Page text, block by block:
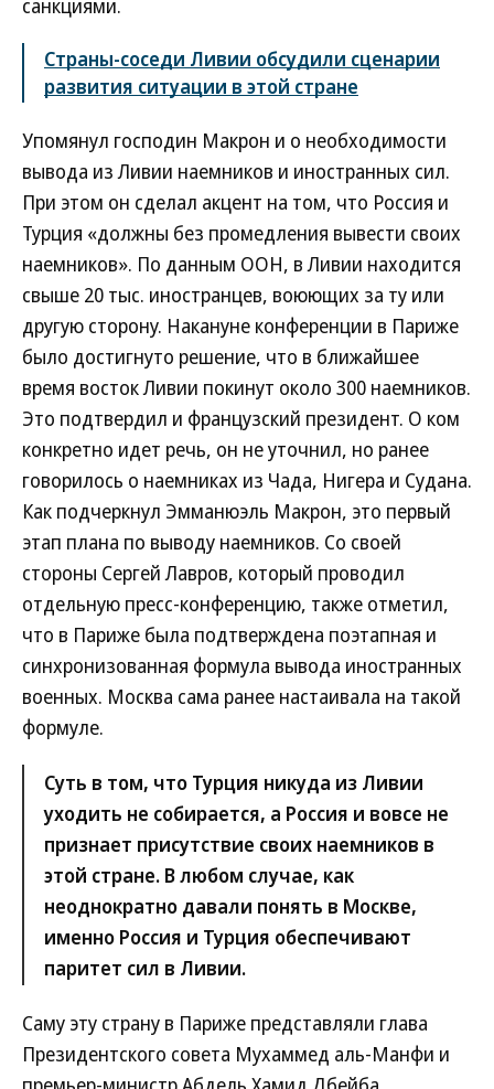
санкциями.
Страны-соседи Ливии обсудили сценарии
развития ситуации в этой стране
Упомянул господин Макрон и о необходимости
вывода из Ливии наемников и иностранных сил.
При этом он сделал акцент на том, что Россия и
Турция «должны без промедления вывести своих
наемников». По данным ООН, в Ливии находится
свыше 20 тыс. иностранцев, воюющих за ту или
другую сторону. Накануне конференции в Париже
было достигнуто решение, что в ближайшее
время восток Ливии покинут около 300 наемников.
Это подтвердил и французский президент. О ком
конкретно идет речь, он не уточнил, но ранее
говорилось о наемниках из Чада, Нигера и Судана.
Как подчеркнул Эмманюэль Макрон, это первый
этап плана по выводу наемников. Со своей
стороны Сергей Лавров, который проводил
отдельную пресс-конференцию, также отметил,
что в Париже была подтверждена поэтапная и
синхронизованная формула вывода иностранных
военных. Москва сама ранее настаивала на такой
формуле.
Суть в том, что Турция никуда из Ливии
уходить не собирается, а Россия и вовсе не
признает присутствие своих наемников в
этой стране. В любом случае, как
неоднократно давали понять в Москве,
именно Россия и Турция обеспечивают
паритет сил в Ливии.
Саму эту страну в Париже представляли глава
Президентского совета Мухаммед аль-Манфи и